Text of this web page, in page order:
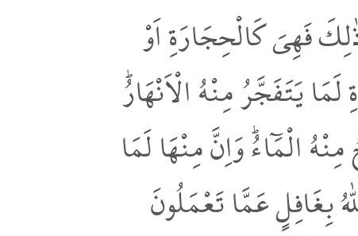
فَهِيَ كَالْحِجَارَةِ اَوْ
يَتَفَجَّرُ مِنْهُ الْاَنْهَارُۜ
الْمَٓاءُۜ وَاِنَّ مِنْهَا لَمَا
بِغَافِلٍ عَمَّا تَعْمَلُونَ